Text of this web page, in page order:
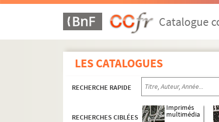
Catalogue
LES CATALOGUES
RECHERCHE RAPIDE
RECHERCHES CIBLÉES
Imprimés
multimédia